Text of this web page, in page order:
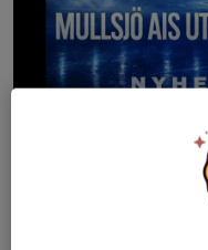
Förlust mot Mullsjö och